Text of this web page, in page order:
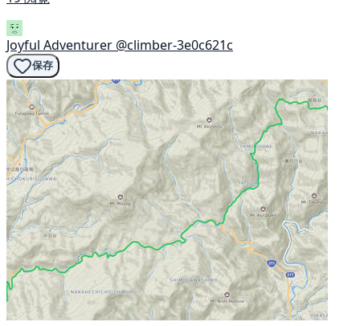
Joyful Adventurer @climber-3e0c621c
保存